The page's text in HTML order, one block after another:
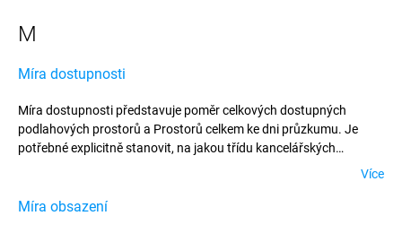
M
Míra dostupnosti
Míra dostupnosti představuje poměr celkových dostupných
podlahových prostorů a Prostorů celkem ke dni průzkumu. Je
potřebné explicitně stanovit, na jakou třídu kancelářských
Více
Míra obsazení